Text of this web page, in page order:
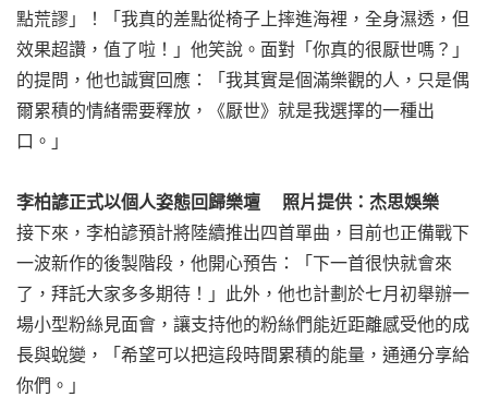
點荒謬」！「我真的差點從椅子上摔進海裡，全身濕透，但
效果超讚，值了啦！」他笑說。面對「你真的很厭世嗎？」
的提問，他也誠實回應：「我其實是個滿樂觀的人，只是偶
爾累積的情緒需要釋放，《厭世》就是我選擇的一種出
口。」
李柏諺正式以個人姿態回歸樂壇 照片提供：杰思娛樂
接下來，李柏諺預計將陸續推出四首單曲，目前也正備戰下
一波新作的後製階段，他開心預告：「下一首很快就會來
了，拜託大家多多期待！」此外，他也計劃於七月初舉辦一
場小型粉絲見面會，讓支持他的粉絲們能近距離感受他的成
長與蛻變，「希望可以把這段時間累積的能量，通通分享給
你們。」